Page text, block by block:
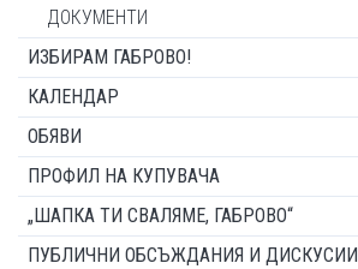
ДОКУМЕНТИ
ИЗБИРАМ ГАБРОВО!
КАЛЕНДАР
ОБЯВИ
ПРОФИЛ НА КУПУВАЧА
„ШАПКА ТИ СВАЛЯМЕ, ГАБРОВО“
ПУБЛИЧНИ ОБСЪЖДАНИЯ И ДИСКУСИИ